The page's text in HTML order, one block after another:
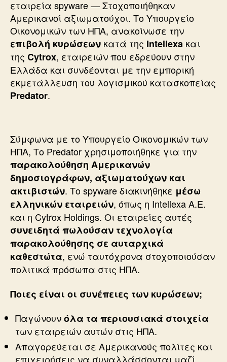
εταιρεία spyware — Στοχοποιήθηκαν
Αμερικανοί αξιωματούχοι. Το Υπουργείο
Οικονομικών των ΗΠΑ, ανακοίνωσε την
επιβολή κυρώσεων κατά της Intellexa και
της Cytrox, εταιρειών που εδρεύουν στην
Ελλάδα και συνδέονται με την εμπορική
εκμετάλλευση του λογισμικού κατασκοπείας
Predator.
Σύμφωνα με το Υπουργείο Οικονομικών των
ΗΠΑ, Το Predator χρησιμοποιήθηκε για την
παρακολούθηση Αμερικανών
δημοσιογράφων, αξιωματούχων και
ακτιβιστών. Το spyware διακινήθηκε μέσω
ελληνικών εταιρειών, όπως η Intellexa A.E.
και η Cytrox Holdings. Οι εταιρείες αυτές
συνειδητά πωλούσαν τεχνολογία
παρακολούθησης σε αυταρχικά
καθεστώτα, ενώ ταυτόχρονα στοχοποιούσαν
πολιτικά πρόσωπα στις ΗΠΑ.
Ποιες είναι οι συνέπειες των κυρώσεων;
Παγώνουνόλα τα περιουσιακά στοιχεία
των εταιρειών αυτών στις ΗΠΑ.
Απαγορεύεται σε Αμερικανούς πολίτες και
επιχειρήσεις να συναλλάσσονται μαζί